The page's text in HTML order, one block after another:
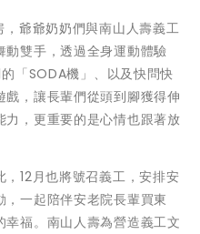
，爺爺奶奶們與南山人壽義工
雙手，透過全身運動體驗
「SODA機」、以及快問快
，讓長輩們從頭到腳獲得伸
，更重要的是心情也跟著放
12月也將號召義工，安排安
一起陪伴安老院長輩買東
福。南山人壽為營造義工文